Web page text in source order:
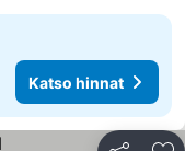
Katso hinnat